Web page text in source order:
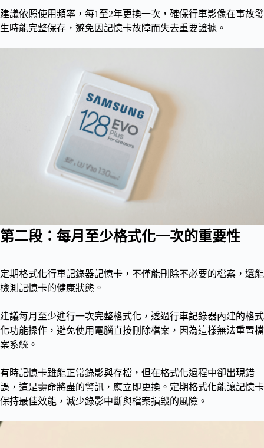
建議依照使用頻率，每1至2年更換一次，確保行車影像在事故發
生時能完整保存，避免因記憶卡故障而失去重要證據。
第二段：每月至少格式化一次的重要性
定期格式化行車記錄器記憶卡，不僅能刪除不必要的檔案，還能
檢測記憶卡的健康狀態。
建議每月至少進行一次完整格式化，透過行車記錄器內建的格式
化功能操作，避免使用電腦直接刪除檔案，因為這樣無法重置檔
案系統。
有時記憶卡雖能正常錄影與存檔，但在格式化過程中卻出現錯
誤，這是壽命將盡的警訊，應立即更換。定期格式化能讓記憶卡
保持最佳效能，減少錄影中斷與檔案損毀的風險。